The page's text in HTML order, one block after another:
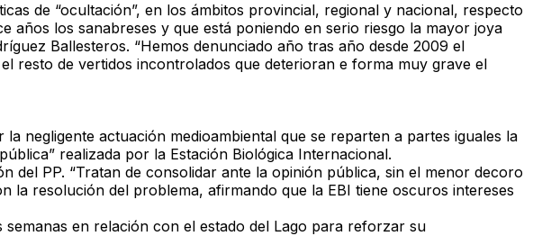
de “ocultación”, en los ámbitos provincial, regional y nacional, respecto
años los sanabreses y que está poniendo en serio riesgo la mayor joya
Ballesteros. “Hemos denunciado año tras año desde 2009 el
resto de vertidos incontrolados que deterioran e forma muy grave el
negligente actuación medioambiental que se reparten a partes iguales la
realizada por la Estación Biológica Internacional.
del PP. “Tratan de consolidar ante la opinión pública, sin el menor decoro
la resolución del problema, afirmando que la EBI tiene oscuros intereses
en relación con el estado del Lago para reforzar su